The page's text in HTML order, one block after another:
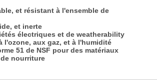
et résistant à l'ensemble de
et inerte
électriques et de weatherability
l'ozone, aux gaz, et à l'humidité
51 de NSF pour des matériaux
nourriture